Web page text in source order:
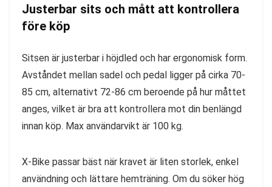
Justerbar sits och mått att kontrollera
före köp
Sitsen är justerbar i höjdled och har ergonomisk form.
Avståndet mellan sadel och pedal ligger på cirka 70-
85 cm, alternativt 72-86 cm beroende på hur måttet
anges, vilket är bra att kontrollera mot din benlängd
innan köp. Max användarvikt är 100 kg.
X-Bike passar bäst när kravet är liten storlek, enkel
användning och lättare hemträning. Om du söker hög